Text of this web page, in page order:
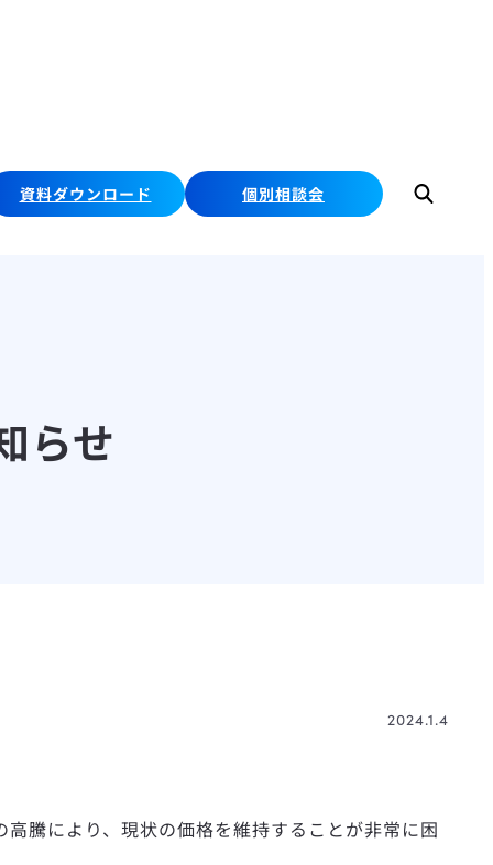
資料ダウンロード 個別相談会
らせ
2024.1.4
騰により、現状の価格を維持することが非常に困